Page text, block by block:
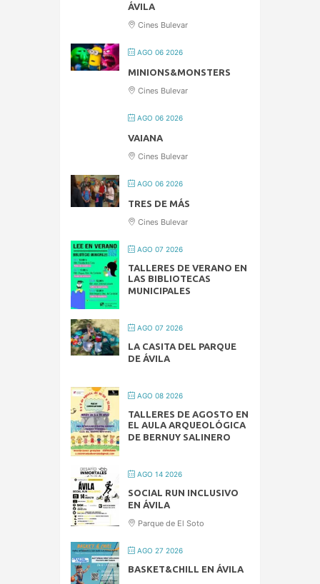
ÁVILA
Cines Bulevar
AGO 06 2026
MINIONS&MONSTERS
Cines Bulevar
AGO 06 2026
VAIANA
Cines Bulevar
AGO 06 2026
TRES DE MÁS
Cines Bulevar
AGO 07 2026
TALLERES DE VERANO EN
LAS BIBLIOTECAS
MUNICIPALES
AGO 07 2026
LA CASITA DEL PARQUE
DE ÁVILA
AGO 08 2026
TALLERES DE AGOSTO EN
EL AULA ARQUEOLÓGICA
DE BERNUY SALINERO
AGO 14 2026
SOCIAL RUN INCLUSIVO
EN ÁVILA
Parque de El Soto
AGO 27 2026
BASKET&CHILL EN ÁVILA